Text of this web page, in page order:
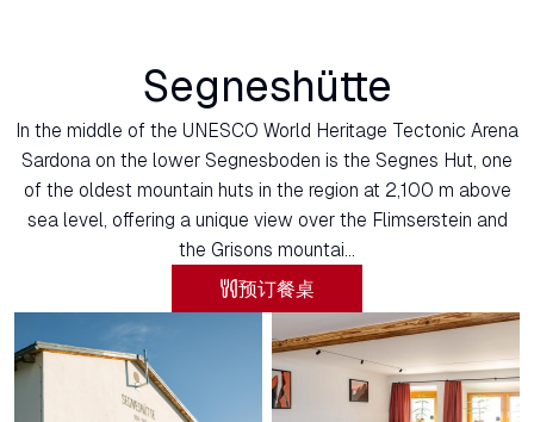
Segneshütte
In the middle of the UNESCO World Heritage Tectonic Arena
Sardona on the lower Segnesboden is the Segnes Hut, one
of the oldest mountain huts in the region at 2,100 m above
sea level, offering a unique view over the Flimserstein and
the Grisons mountai...
预订餐桌